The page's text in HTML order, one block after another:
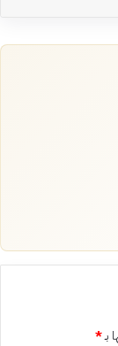
بـ*